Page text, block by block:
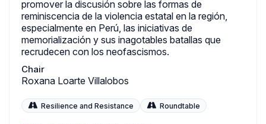
promover la discusión sobre las formas de
reminiscencia de la violencia estatal en la región,
especialmente en Perú, las iniciativas de
memorialización y sus inagotables batallas que
recrudecen con los neofascismos.
Chair
Roxana Loarte Villalobos
Resilience and Resistance Roundtable